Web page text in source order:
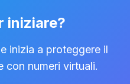
iniziare?
inizia a proteggere il
con numeri virtuali.